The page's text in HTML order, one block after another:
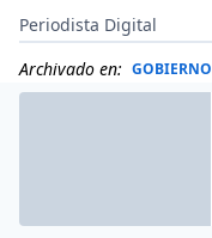
Periodista Digital
Archivado en: GOBIERNO